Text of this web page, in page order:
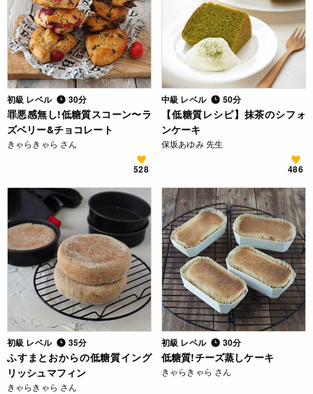
初級 レベル 30分
罪悪感無し!低糖質スコーン〜ラ
ズベリー&チョコレート
きゃらきゃら さん
528
中級 レベル 50分
【低糖質レシピ】抹茶のシフォ
ンケーキ
保坂あゆみ 先生
486
初級 レベル 35分
ふすまとおからの低糖質イング
リッシュマフィン
きゃらきゃら さん
初級 レベル 30分
低糖質!チーズ蒸しケーキ
きゃらきゃら さん